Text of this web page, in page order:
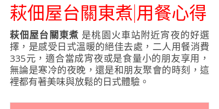
萩佃屋台關東煮|用餐心得
萩佃屋台關東煮 是桃園火車站附近宵夜的好選
擇，是感受日式溫暖的絕佳去處，二人用餐消費
335元，適合當成宵夜或是食量小的朋友享用，
無論是寒冷的夜晚，還是和朋友聚會的時刻，這
裡都有著美味與放鬆的日式體驗。